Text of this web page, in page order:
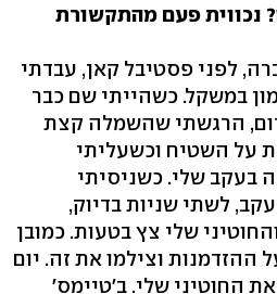
נכווית פעם מהתקשורת
לפני פסטיבל קאן, עבדתי
במשקל. כשהייתי שם כבר
הרגשתי שהשמלה קצת
על השטיח וכשעליתי
בעקב שלי. כשניסיתי
לשתי שניות בדיוק,
שלי צץ בטעות. כמובן
וצילמו את זה. יום
החוטיני שלי. ב'טיימס'